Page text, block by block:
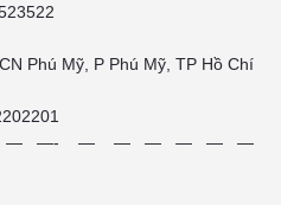
Phú Mỹ, P Phú Mỹ, TP Hồ Chí
— —- — — — — — —